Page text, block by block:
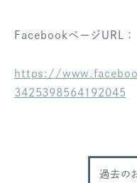
FacebookページURL：
https://
3425398564192045
過去の